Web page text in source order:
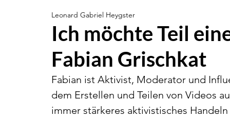
Ich möchte Teil
Fabian Grischkat
Leonard Gabriel Heygster
Fabian ist Aktivist, Moderator und
dem Erstellen und Teilen von Videos
immer stärkeres aktivistisches